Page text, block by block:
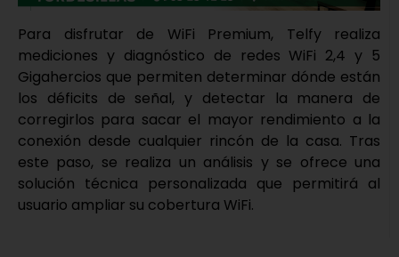
Para disfrutar de WiFi Premium, Telfy realiza
mediciones y diagnóstico de redes WiFi 2,4 y 5
Gigahercios que permiten determinar dónde están
los déficits de señal, y detectar la manera de
corregirlos para sacar el mayor rendimiento a la
conexión desde cualquier rincón de la casa. Tras
este paso, se realiza un análisis y se ofrece una
solución técnica personalizada que permitirá al
usuario ampliar su cobertura WiFi.